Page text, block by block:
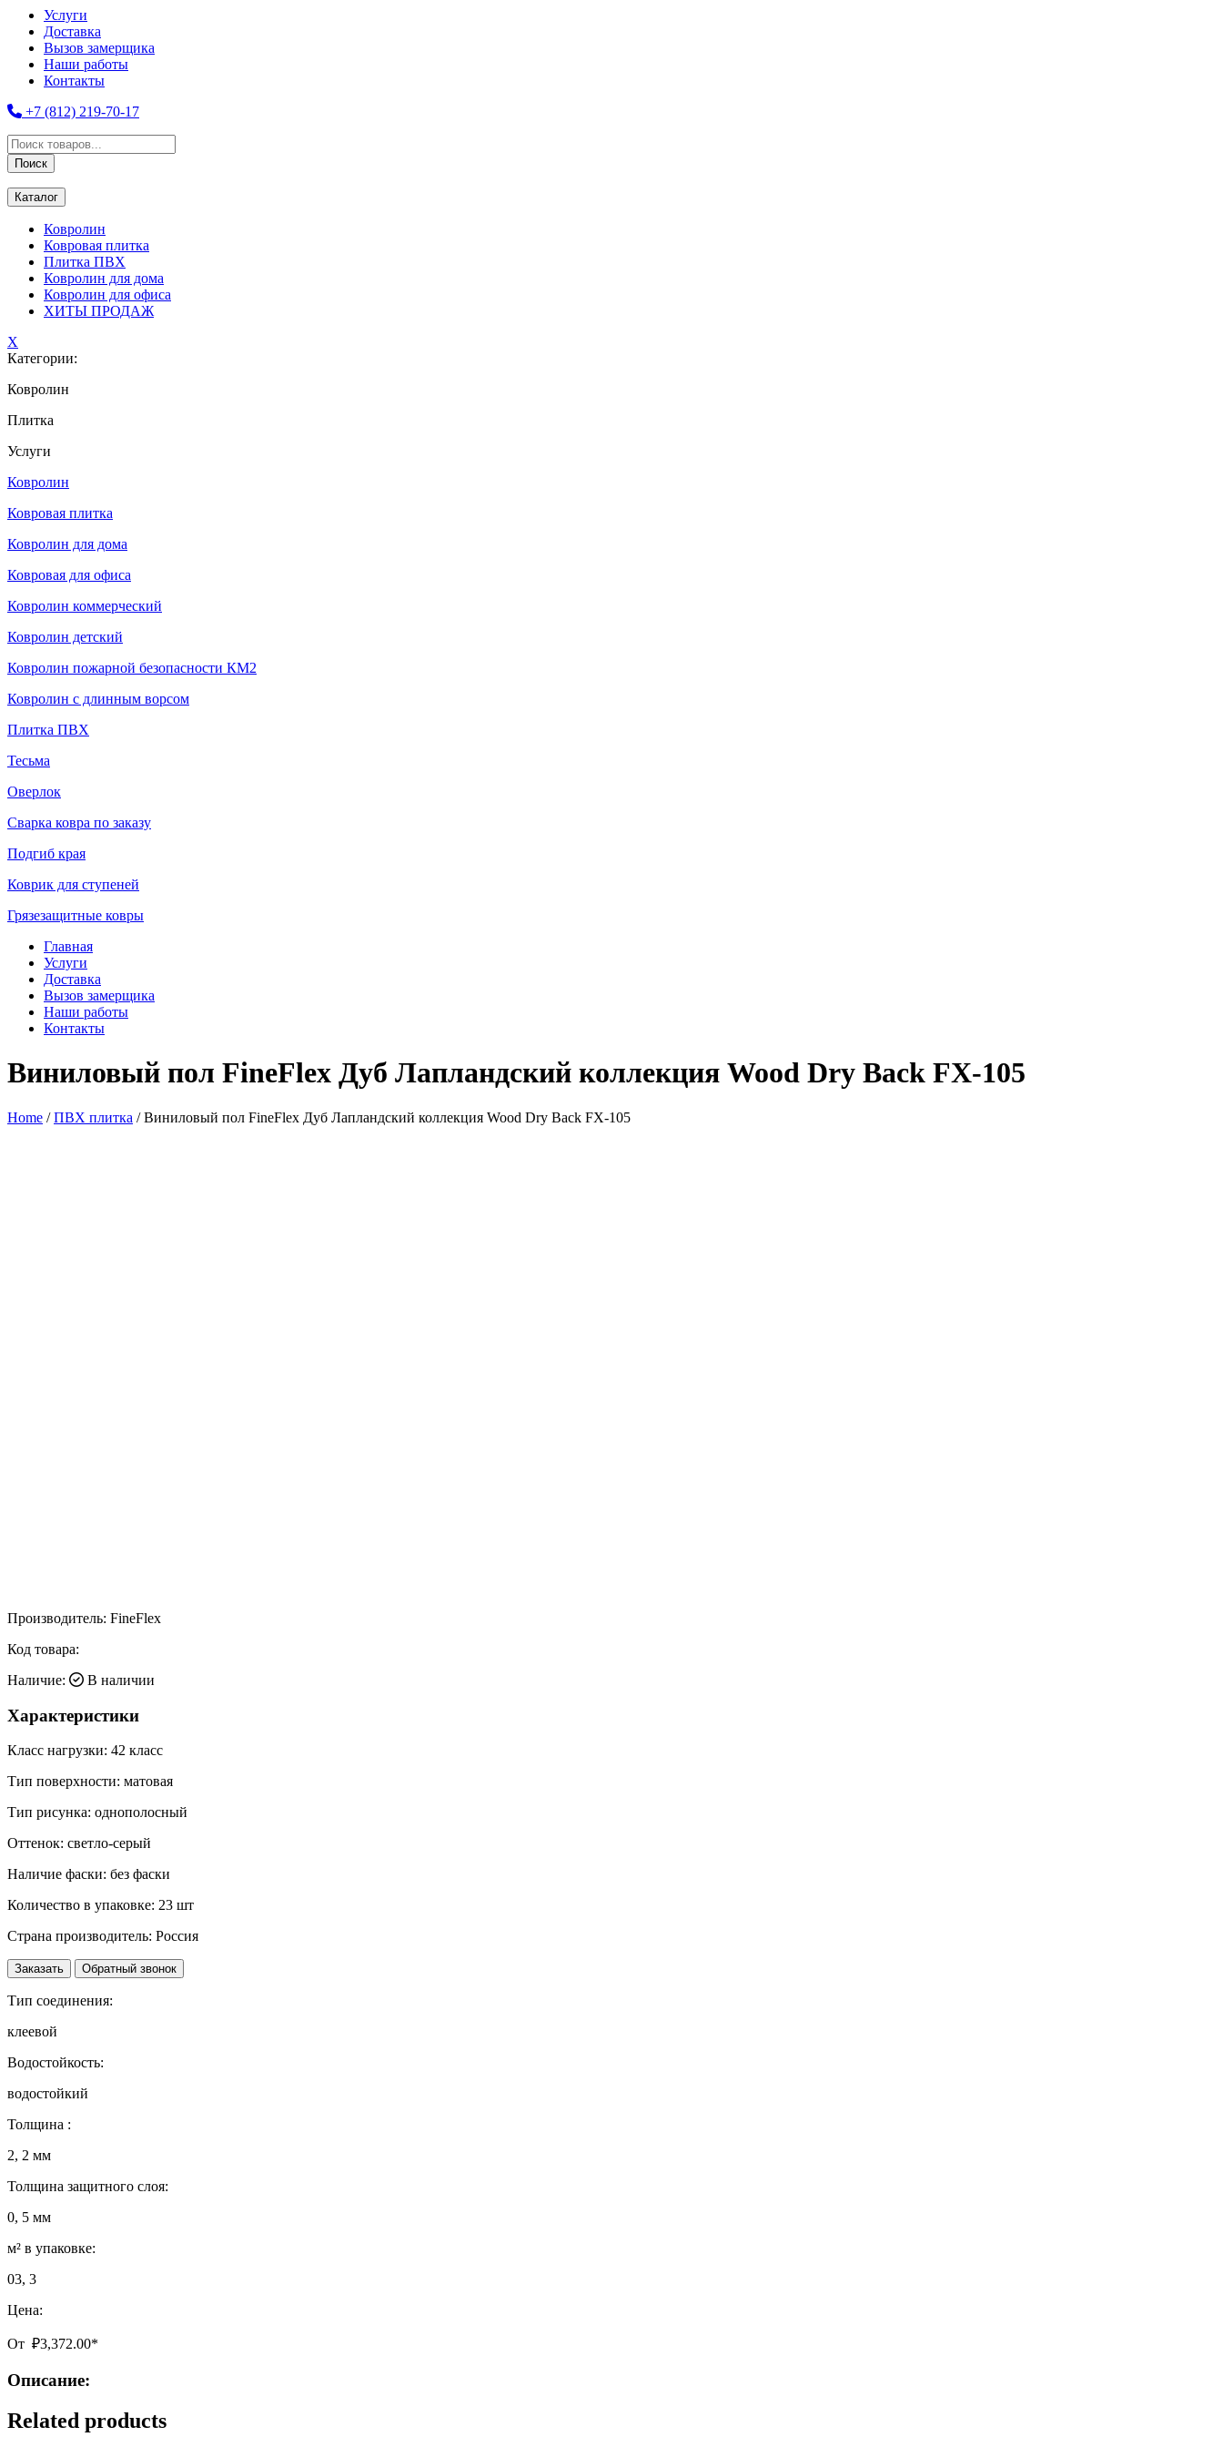
Услуги
Доставка
Вызов замерщика
Наши работы
Контакты
+7 (812) 219-70-17
Поиск
товаров
Поиск
Каталог
Ковролин
Ковровая плитка
Плитка ПВХ
Ковролин для дома
Ковролин для офиса
ХИТЫ ПРОДАЖ
X
Категории:
Ковролин
Плитка
Услуги
Ковролин
Ковровая плитка
Ковролин для дома
Ковровая для офиса
Ковролин коммерческий
Ковролин детский
Ковролин пожарной безопасности КМ2
Ковролин с длинным ворсом
Плитка ПВХ
Тесьма
Оверлок
Сварка ковра по заказу
Подгиб края
Коврик для ступеней
Грязезащитные ковры
Главная
Услуги
Доставка
Вызов замерщика
Наши работы
Контакты
Виниловый пол FineFlex Дуб Лапландский коллекция Wood Dry Back FX-105
Home /ПВХ плитка / Виниловый пол FineFlex Дуб Лапландский коллекция Wood Dry Back FX-105
Производитель: FineFlex
Код товара:
Наличие:
В наличии
Характеристики
Класс нагрузки: 42 класс
Тип поверхности: матовая
Тип рисунка: однополосный
Оттенок: светло-серый
Наличие фаски: без фаски
Количество в упаковке: 23 шт
Страна производитель: Россия
Заказать Обратный звонок
Тип соединения:
клеевой
Водостойкость:
водостойкий
Толщина :
2, 2 мм
Толщина защитного слоя:
0, 5 мм
м² в упаковке:
03, 3
Цена:
От ₽3,372.00*
Описание:
Related products